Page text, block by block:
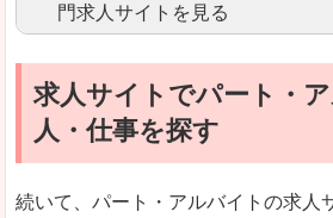
使いやすさ
文字が大きくて見やすい
門求人サイトを見る
マイナビ薬剤師
リクナビ薬剤師
ファルマスタッフ
薬キャリ(エムスリー)
求人サイトでパート・
人・仕事を探す
続いて、パート・アルバイトの求人